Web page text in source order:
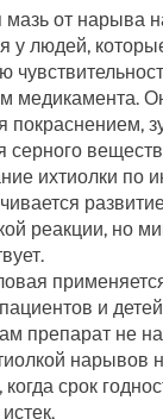
мазь от нарыва
у людей,
медикамента.
покраснением,
серного
ихтиолки по
реакции, но
и
препарат не
нарывов
срок